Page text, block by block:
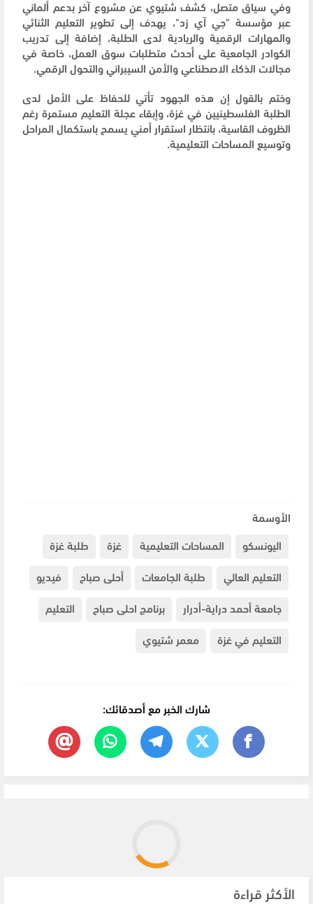
وفي سياق متصل، كشف شتيوي عن مشروع آخر بدعم ألماني
عبر مؤسسة "جي آي زد"، يهدف إلى تطوير التعليم الثنائي
والمهارات الرقمية والريادية لدى الطلبة، إضافة إلى تدريب
الكوادر الجامعية على أحدث متطلبات سوق العمل، خاصة في
مجالات الذكاء الاصطناعي والأمن السيبراني والتحول الرقمي.
وختم بالقول إن هذه الجهود تأتي للحفاظ على الأمل لدى
الطلبة الفلسطينيين في غزة، وإبقاء عجلة التعليم مستمرة رغم
الظروف القاسية، بانتظار استقرار أمني يسمح باستكمال المراحل
وتوسيع المساحات التعليمية.
الأوسمة
اليونسكو
المساحات التعليمية غزة
طلبة غزة
التعليم العالي
طلبة الجامعات أحلى صباح
فيديو
جامعة أحمد دراية-أدرار
برنامج احلى صباح
التعليم
التعليم في غزة
معمر شتيوي
شارك الخبر مع أصدقائك:
الأكثر قراءة